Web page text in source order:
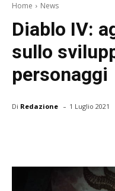
Home News
Diablo IV:
sullo
personaggi
Di Redazione - 1 Luglio 2021